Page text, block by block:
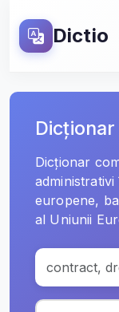
Dictio
Dicționar
europene,
al Uniunii